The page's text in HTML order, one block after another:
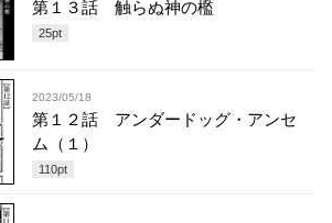
第１３話 触らぬ神の檻
25pt
2023/05/18
第１２話 アンダードッグ・アンセ
ム（１）
110pt